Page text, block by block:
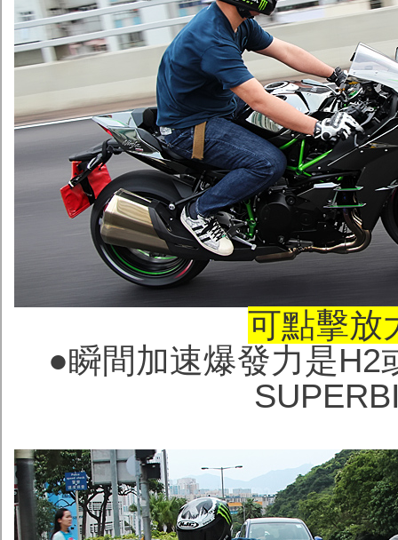
可點擊放
●瞬間加速爆發力是H2